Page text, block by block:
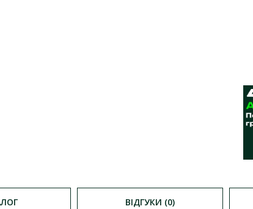
ВІДГУКИ (0)